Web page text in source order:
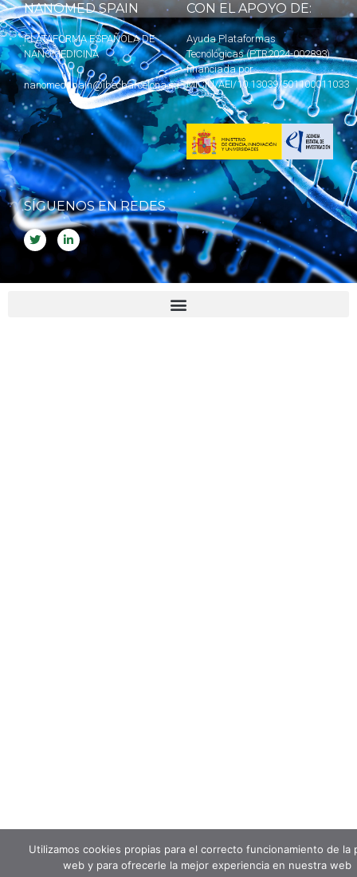
NANOMED SPAIN
PLATAFORMA ESPAÑOLA DE
NANOMEDICINA
nanomedspain@ibecbarcelona.eu
CON EL APOYO DE:
Ayuda Plataformas
Tecnológicas (PTR2024-002893)
financiada por
MICIU/AEI/10.13039/501100011033
SÍGUENOS EN REDES
Utilizamos cookies propias para el correcto funcionamiento de la
web y para ofrecerle la mejor experiencia en nuestra web